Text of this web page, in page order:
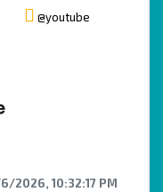
@youtube
2026, 10:32:17 PM